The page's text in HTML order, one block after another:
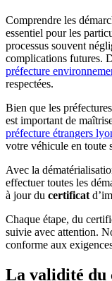
Comprendre les
essentiel pour les
processus souvent
complications futures.
préfecture
respectées.
Bien que les
est important de
préfecture étrangers
votre véhicule en toute
Avec la
effectuer toutes les
à jour du certificat
Chaque étape, du
suivie avec attention.
conforme aux
La validité du